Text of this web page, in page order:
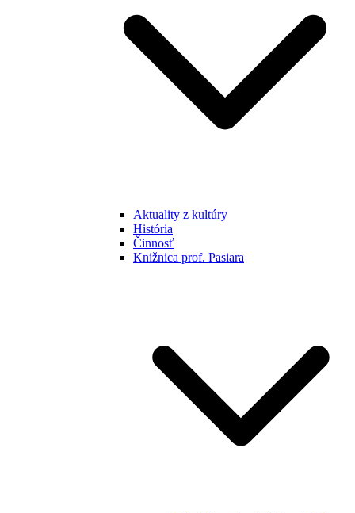
Aktuality z kultúry
História
Činnosť
Knižnica prof. Pasiara